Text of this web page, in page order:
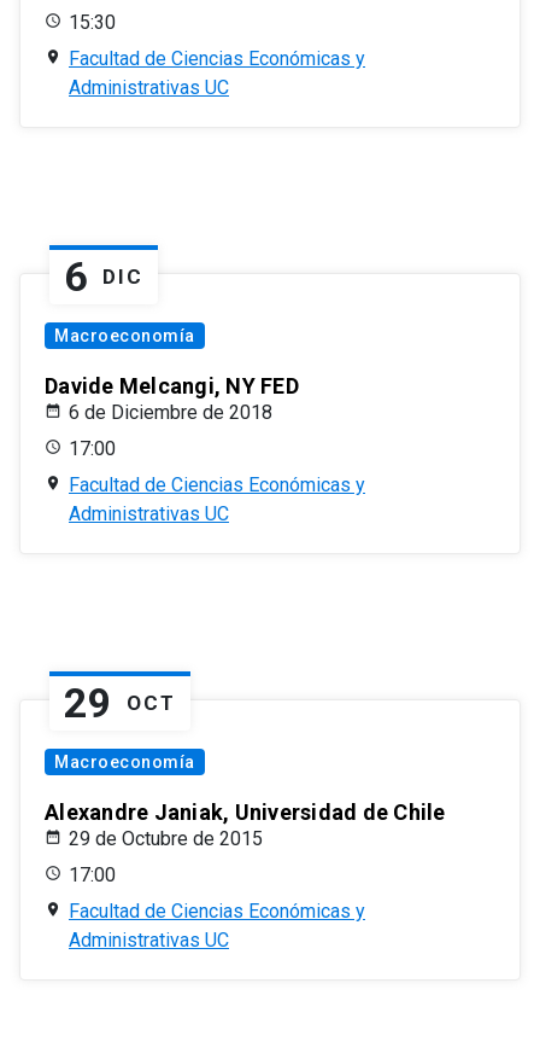
15:30
Facultad de Ciencias Económicas y
Administrativas UC
6 DIC
Macroeconomía
Davide Melcangi, NY FED
6 de Diciembre de 2018
17:00
Facultad de Ciencias Económicas y
Administrativas UC
29 OCT
Macroeconomía
Alexandre Janiak, Universidad de Chile
29 de Octubre de 2015
17:00
Facultad de Ciencias Económicas y
Administrativas UC